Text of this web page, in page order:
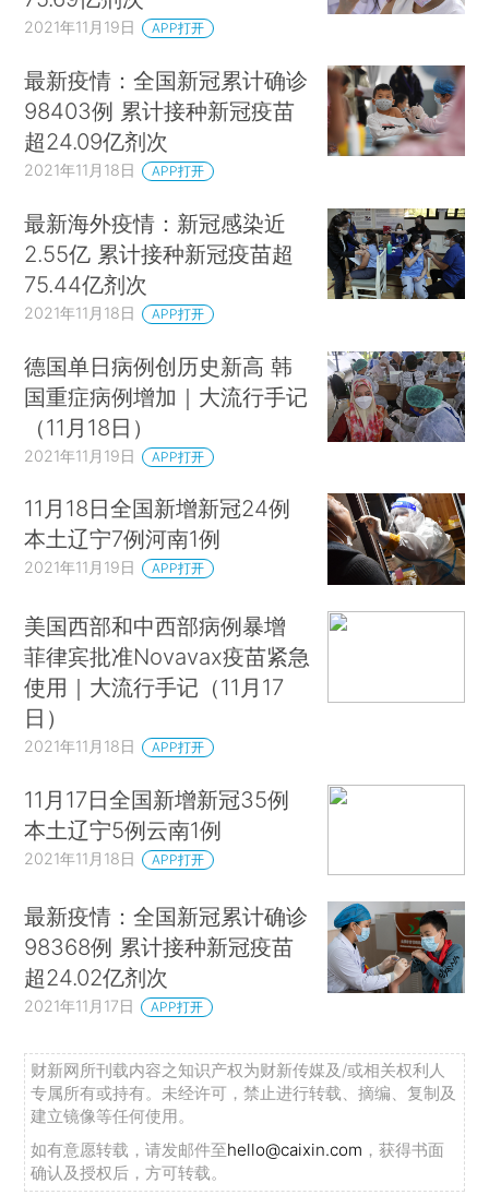
2021年11月19日 APP打开
最新疫情：全国新冠累计确诊
98403例 累计接种新冠疫苗
超24.09亿剂次
2021年11月18日 APP打开
最新海外疫情：新冠感染近
2.55亿 累计接种新冠疫苗超
75.44亿剂次
2021年11月18日 APP打开
德国单日病例创历史新高 韩
国重症病例增加｜大流行手记
（11月18日）
2021年11月19日 APP打开
11月18日全国新增新冠24例
本土辽宁7例河南1例
2021年11月19日 APP打开
美国西部和中西部病例暴增
菲律宾批准Novavax疫苗紧急
使用｜大流行手记（11月17
日）
2021年11月18日 APP打开
11月17日全国新增新冠35例
本土辽宁5例云南1例
2021年11月18日 APP打开
最新疫情：全国新冠累计确诊
98368例 累计接种新冠疫苗
超24.02亿剂次
2021年11月17日 APP打开
财新网所刊载内容之知识产权为财新传媒及/或相关权利人
专属所有或持有。未经许可，禁止进行转载、摘编、复制及
建立镜像等任何使用。
如有意愿转载，请发邮件至hello@caixin.com ，获得书面
确认及授权后，方可转载。